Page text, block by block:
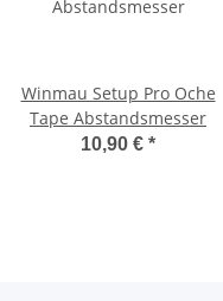
Winmau Setup Pro Oche
Tape Abstandsmesser
10,90 € *